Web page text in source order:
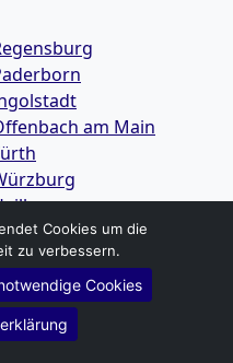
am Main
Cookies um die
zu verbessern.
Cookies